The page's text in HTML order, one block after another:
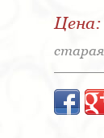
Цена: